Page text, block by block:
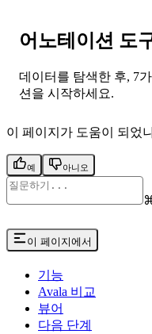
어노테이션 도
데이터를 탐색한 후, 7
션을 시작하세요.
이 페이지가 도움이 되었
예 아니오
이 페이지에서
기능
Avala 비교
뷰어
다음 단계